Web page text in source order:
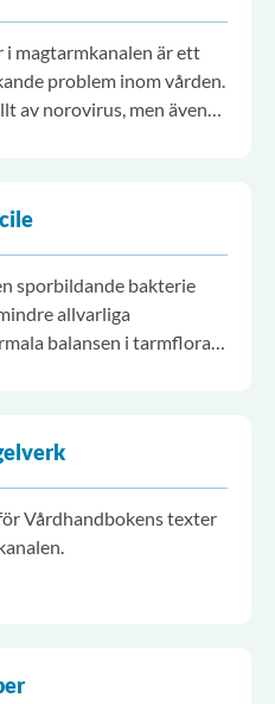
magtarmkanalen är ett
problem inom vården.
av norovirus, men även
sporbildande bakterie
allvarliga
balansen i tarmfloran
Vårdhandbokens texter